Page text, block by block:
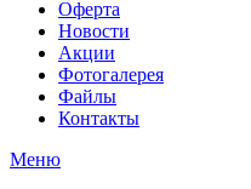
Оферта
Новости
Акции
Фотогалерея
Файлы
Контакты
Меню